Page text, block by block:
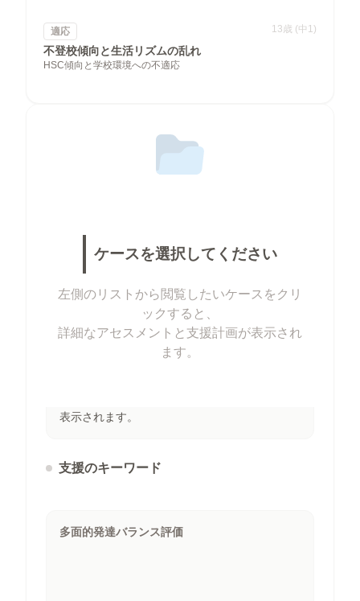
適応 13歳 (中1)
不登校傾向と生活リズムの乱れ
HSC傾向と学校環境への不適応
年齢 / 性別
表示されます。
支援のキーワード
多面的発達バランス評価
ケースを選択してください
左側のリストから閲覧したいケースをクリ
ックすると、
詳細なアセスメントと支援計画が表示され
ます。